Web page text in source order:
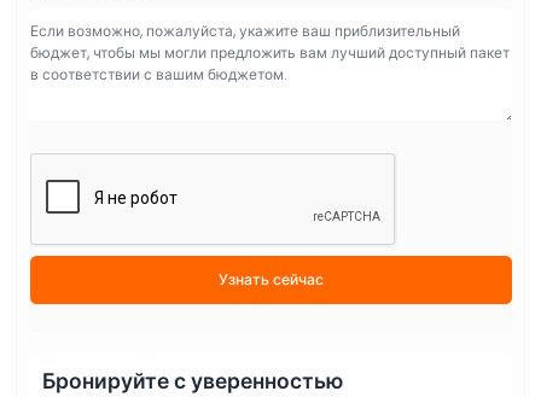
Узнать сейчас
Бронируйте с уверенностью